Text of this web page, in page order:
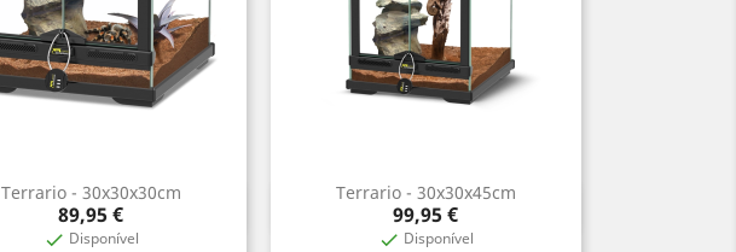
Terrario - 30x30x30cm
Prix
89,95 €
 Disponível
Aperçu rapide
Terrario - 30x30x45cm
Prix
99,95 €
 Disponível
Aperçu rapide